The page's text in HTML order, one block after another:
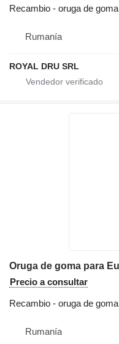
Recambio - oruga de goma
Rumanía
ROYAL DRU SRL
Precio a consultar
Recambio - oruga de goma
Rumanía